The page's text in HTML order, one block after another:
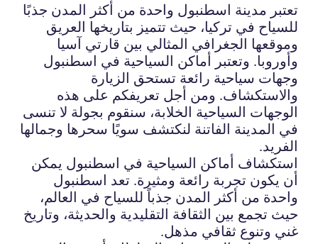
تعتبر مدينة اسطنبول واحدة من أكثر المدن جذبًا
للسياح في تركيا، حيث تتميز بتاريخها العريق
وموقعها الجغرافي المثالي بين قارتي آسيا
وأوروبا. وتعتبر أماكن السياحية في اسطنبول
وجهات سياحية رائعة تستحق الزيارة
والاستكشاف. ومن أجل تعريفكم على هذه
الوجهات السياحية الخلابة، سنقوم بجولة لا تنسى
في المدينة الفاتنة لنكتشف سويًا سحرها وجمالها
الفريد.
استكشاف أماكن السياحية في اسطنبول يمكن
أن يكون تجربة رائعة ومثيرة. تعد اسطنبول
واحدة من أكثر المدن جذباً للسياح في العالم،
حيث تجمع بين الثقافة التقليدية والحديثة، وتاريخ
غني وتنوع ثقافي مذهل.